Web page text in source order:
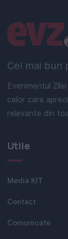
Cel mai bun
Evenimentul
celor care
relevante din
Linkuri utile
Utile
Media KIT
Contact
Comunicate